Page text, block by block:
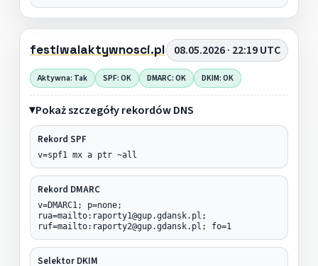
festiwalaktywnosci.pl 08.05.2026 · 22:19 UTC
Aktywna: Tak SPF: OK DMARC: OK DKIM: OK
Pokaż szczegóły rekordów DNS
Rekord SPF
v=spf1 mx a ptr ~all
Rekord DMARC
v=DMARC1; p=none;
rua=mailto:raporty1@gup.gdansk.pl;
ruf=mailto:raporty2@gup.gdansk.pl; fo=1
Selektor DKIM